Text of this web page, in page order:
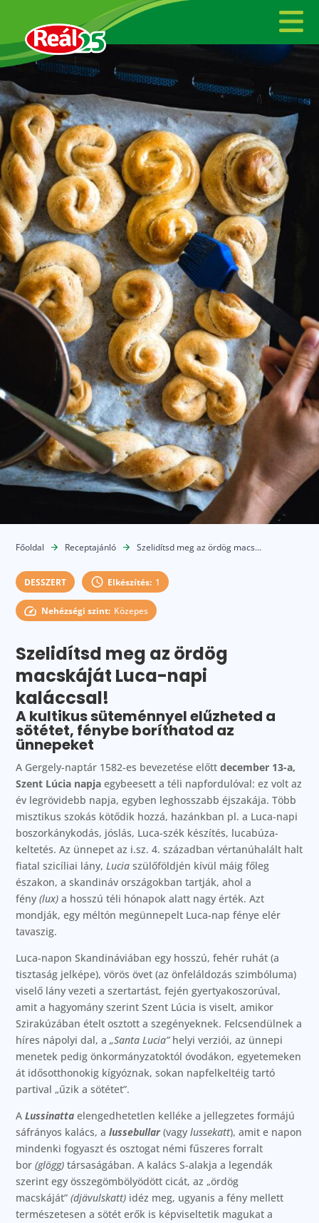
Főoldal Receptajánló Szelidítsd meg az ördög macskáját
DESSZERT Elkészítés: 1
Nehézségi szint: Közepes
Szelidítsd meg az ördög
macskáját Luca-napi
kaláccsal!
A kultikus süteménnyel elűzheted a
sötétet, fénybe boríthatod az
ünnepeket
A Gergely-naptár 1582-es bevezetése előttdecember 13-a,
Szent Lúcia napja egybeesett a téli napfordulóval: ez volt az
év legrövidebb napja, egyben leghosszabb éjszakája. Több
misztikus szokás kötődik hozzá, hazánkban pl. a Luca-napi
boszorkánykodás, jóslás, Luca-szék készítés, lucabúza-
keltetés. Az ünnepet az i.sz. 4. században vértanúhalált halt
fiatal szicíliai lány,Lucia szülőföldjén kívül máig főleg
északon, a skandináv országokban tartják, ahol a
fény(lux) a hosszú téli hónapok alatt nagy érték. Azt
mondják, egy méltón megünnepelt Luca-nap fénye elér
tavaszig.
Luca-napon Skandináviában egy hosszú, fehér ruhát (a
tisztaság jelképe), vörös övet (az önfeláldozás szimbóluma)
viselő lány vezeti a szertartást, fején gyertyakoszorúval,
amit a hagyomány szerint Szent Lúcia is viselt, amikor
Szirakúzában ételt osztott a szegényeknek. Felcsendülnek a
híres nápolyi dal, a„Santa Lucia”helyi verziói, az ünnepi
menetek pedig önkormányzatoktól óvodákon, egyetemeken
át idősotthonokig kígyóznak, sokan napfelkeltéig tartó
partival „űzik a sötétet”.
ALussinatta elengedhetetlen kelléke a jellegzetes formájú
sáfrányos kalács, alussebullar(vagylussekatt), amit e napon
mindenki fogyaszt és osztogat némi fűszeres forralt
bor(glögg) társaságában. A kalács S-alakja a legendák
szerint egy összegömbölyödött cicát, az „ördög
macskáját”(djävulskatt) idéz meg, ugyanis a fény mellett
természetesen a sötét erők is képviseltetik magukat a